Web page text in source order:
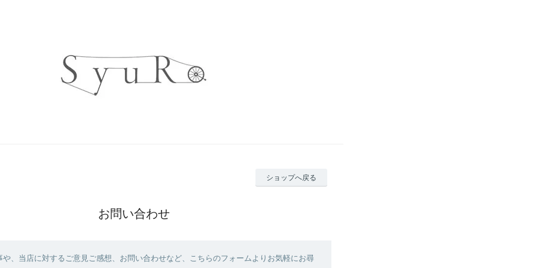
ショップへ戻る
お問い合わせ
や、当店に対するご意見ご感想、お問い合わせなど、こちらのフォームよりお気軽にお尋